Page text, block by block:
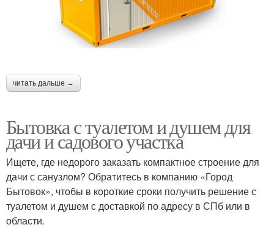
читать дальше →
Бытовка с туалетом и душем для
дачи и садового участка
Ищете, где недорого заказать компактное строение для
дачи с санузлом? Обратитесь в компанию «Город
Бытовок», чтобы в короткие сроки получить решение с
туалетом и душем с доставкой по адресу в СПб или в
области.